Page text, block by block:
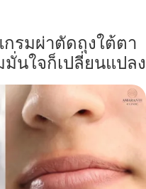
รมผ่าตัดถุงใต้ตา
นใจก็เปลี่ยนแปลง